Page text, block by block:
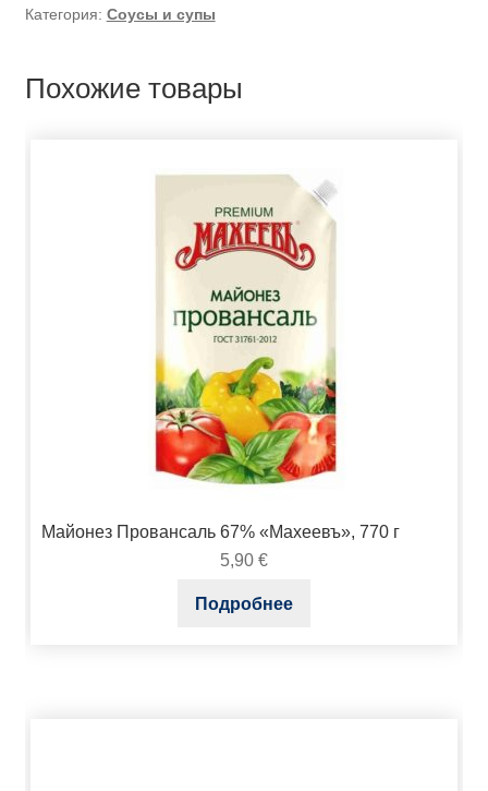
Категория: Соусы и супы
Похожие товары
Майонез Провансаль 67% «Махеевъ», 770 г
5,90 €
Подробнее